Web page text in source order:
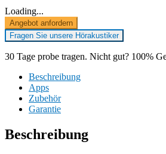
Loading...
Angebot anfordern
Fragen Sie unsere Hörakustiker
30 Tage probe tragen. Nicht gut? 100%
Beschreibung
Apps
Zubehör
Garantie
Beschreibung